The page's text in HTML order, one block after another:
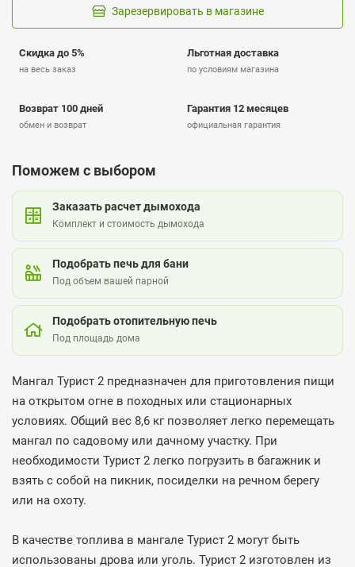
Зарезервировать в магазине
Скидка до 5%
на весь заказ
Льготная доставка
по условиям магазина
Возврат 100 дней
обмен и возврат
Гарантия 12 месяцев
официальная гарантия
Поможем с выбором
Заказать расчет дымохода
Комплект и стоимость дымохода
Подобрать печь для бани
Под объем вашей парной
Подобрать отопительную печь
Под площадь дома
Мангал Турист 2 предназначен для приготовления пищи
на открытом огне в походных или стационарных
условиях. Общий вес 8,6 кг позволяет легко перемещать
мангал по садовому или дачному участку. При
необходимости Турист 2 легко погрузить в багажник и
взять с собой на пикник, посиделки на речном берегу
или на охоту.
В качестве топлива в мангале Турист 2 могут быть
использованы дрова или уголь. Турист 2 изготовлен из